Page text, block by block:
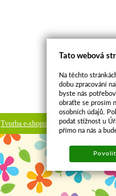
Tvorba e-shopu pronájem e-shopu
Tato webová
Na těchto
dobu zpracování
byste nás
obraťte se prosím
osobních údajů.
podat stížnost u
přímo na nás a